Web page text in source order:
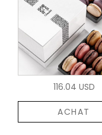
116.04 USD
ACHAT